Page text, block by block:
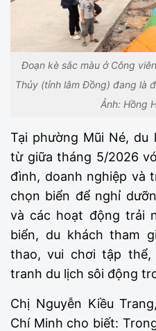
Đoạn kè sắc màu ở Công
Thủy (tỉnh lâm Đồng) đang là
Ảnh: Hồng
Tại phường Mũi Né,
từ giữa tháng 5/2026
đình, doanh nghiệp và
chọn biển để nghỉ
và các hoạt động trải
biển, du khách tham
thao, vui chơi tập
tranh du lịch sôi động
Chị Nguyễn Kiều
Chí Minh cho biết: